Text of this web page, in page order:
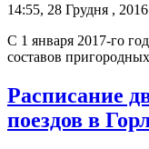
14:55, 28 Грудня , 2016
С 1 января 2017-го
составов
Расписание
поездов в